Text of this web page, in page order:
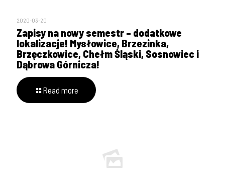
2020-03-20
Zapisy na nowy semestr – dodatkowe
lokalizacje! Mysłowice, Brzezinka,
Brzęczkowice, Chełm Śląski, Sosnowiec i
Dąbrowa Górnicza!
Read more